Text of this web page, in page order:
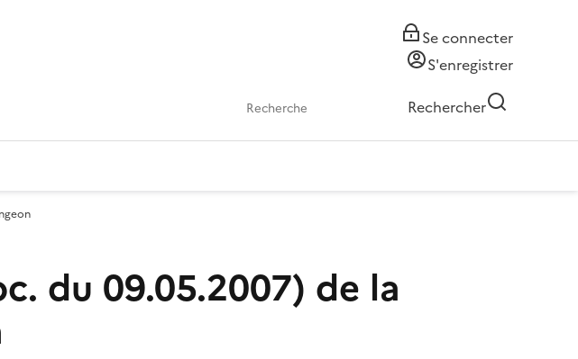
Se connecter
S'enregistrer
Rechercher
du 09.05.2007) de la